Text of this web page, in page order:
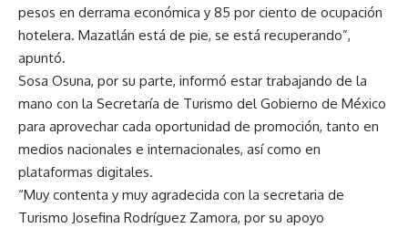
pesos en derrama económica y 85 por ciento de ocupación
hotelera. Mazatlán está de pie, se está recuperando”,
apuntó.
Sosa Osuna, por su parte, informó estar trabajando de la
mano con la Secretaría de Turismo del Gobierno de México
para aprovechar cada oportunidad de promoción, tanto en
medios nacionales e internacionales, así como en
plataformas digitales.
“Muy contenta y muy agradecida con la secretaria de
Turismo Josefina Rodríguez Zamora, por su apoyo